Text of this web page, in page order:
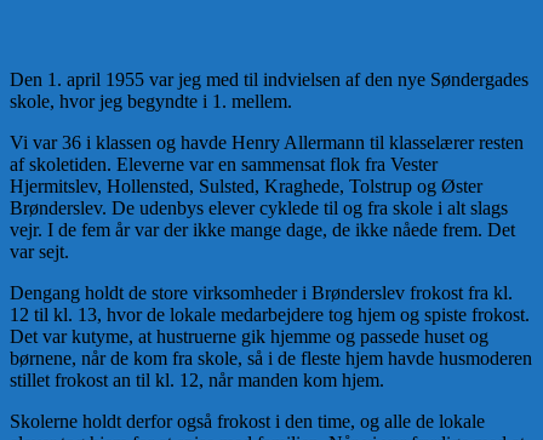
Den 1. april 1955 var jeg med til indvielsen af den nye Søndergades
skole, hvor jeg begyndte i 1. mellem.
Vi var 36 i klassen og havde Henry Allermann til klasselærer resten
af skoletiden. Eleverne var en sammensat flok fra Vester
Hjermitslev, Hollensted, Sulsted, Kraghede, Tolstrup og Øster
Brønderslev. De udenbys elever cyklede til og fra skole i alt slags
vejr. I de fem år var der ikke mange dage, de ikke nåede frem. Det
var sejt.
Dengang holdt de store virksomheder i Brønderslev frokost fra kl.
12 til kl. 13, hvor de lokale medarbejdere tog hjem og spiste frokost.
Det var kutyme, at hustruerne gik hjemme og passede huset og
børnene, når de kom fra skole, så i de fleste hjem havde husmoderen
stillet frokost an til kl. 12, når manden kom hjem.
Skolerne holdt derfor også frokost i den time, og alle de lokale